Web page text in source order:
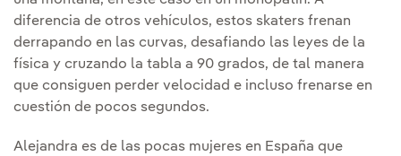
diferencia de otros vehículos, estos skaters frenan
derrapando en las curvas, desafiando las leyes de la
física y cruzando la tabla a 90 grados, de tal manera
que consiguen perder velocidad e incluso frenarse en
cuestión de pocos segundos.
Alejandra es de las pocas mujeres en España que